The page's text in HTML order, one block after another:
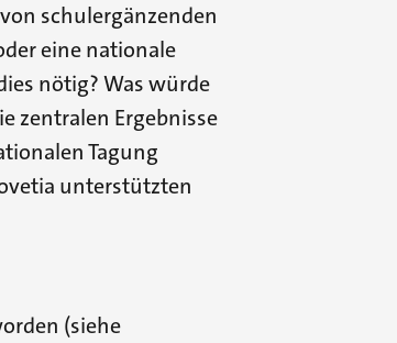
schulergänzenden
eine nationale
nötig? Was würde
zentralen Ergebnisse
Tagung
unterstützten
(siehe